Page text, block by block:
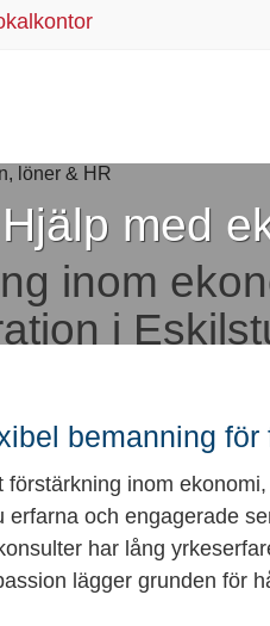
Hjälp med
inom
i
bemanning
förstärkning inom
erfarna och engagerade
har lång
lägger grunden för